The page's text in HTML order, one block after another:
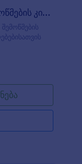
პაციენტის კოვიდ 19 ის შემოწმების კითხვ